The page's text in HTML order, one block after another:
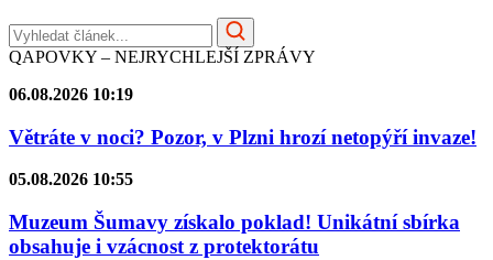
QAPOVKY – NEJRYCHLEJŠÍ ZPRÁVY
06.08.2026 10:19
Větráte v noci? Pozor, v Plzni hrozí netopýří invaze!
05.08.2026 10:55
Muzeum Šumavy získalo poklad! Unikátní sbírka
obsahuje i vzácnost z protektorátu